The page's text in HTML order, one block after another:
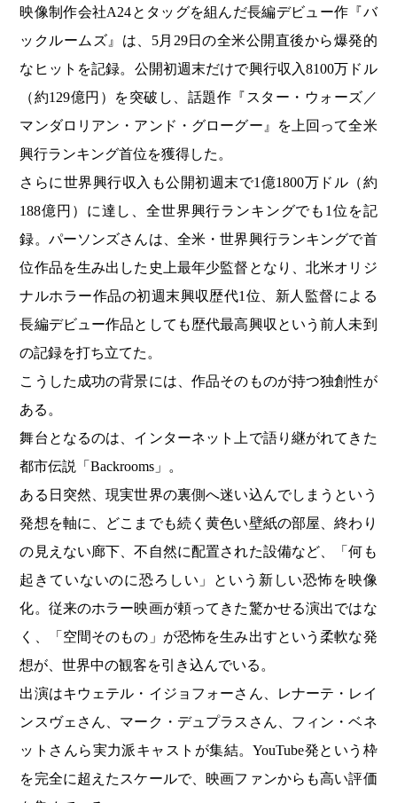
映像制作会社A24とタッグを組んだ長編デビュー作『バ
ックルームズ』は、5月29日の全米公開直後から爆発的
なヒットを記録。公開初週末だけで興行収入8100万ドル
（約129億円）を突破し、話題作『スター・ウォーズ／
マンダロリアン・アンド・グローグー』を上回って全米
興行ランキング首位を獲得した。
さらに世界興行収入も公開初週末で1億1800万ドル（約
188億円）に達し、全世界興行ランキングでも1位を記
録。パーソンズさんは、全米・世界興行ランキングで首
位作品を生み出した史上最年少監督となり、北米オリジ
ナルホラー作品の初週末興収歴代1位、新人監督による
長編デビュー作品としても歴代最高興収という前人未到
の記録を打ち立てた。
こうした成功の背景には、作品そのものが持つ独創性が
ある。
舞台となるのは、インターネット上で語り継がれてきた
都市伝説「Backrooms」。
ある日突然、現実世界の裏側へ迷い込んでしまうという
発想を軸に、どこまでも続く黄色い壁紙の部屋、終わり
の見えない廊下、不自然に配置された設備など、「何も
起きていないのに恐ろしい」という新しい恐怖を映像
化。従来のホラー映画が頼ってきた驚かせる演出ではな
く、「空間そのもの」が恐怖を生み出すという柔軟な発
想が、世界中の観客を引き込んでいる。
出演はキウェテル・イジョフォーさん、レナーテ・レイ
ンスヴェさん、マーク・デュプラスさん、フィン・ベネ
ットさんら実力派キャストが集結。YouTube発という枠
を完全に超えたスケールで、映画ファンからも高い評価